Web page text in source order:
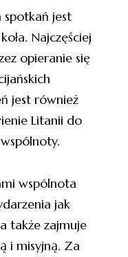
spotkań jest
Najczęściej
opieranie się
jest również
Litanii do
wspólnota
jak
także zajmuje
i misyjną. Za